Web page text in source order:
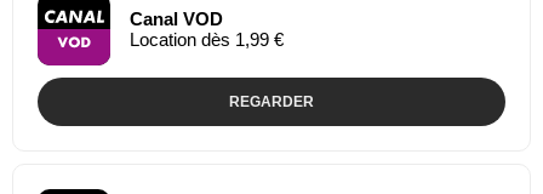
Canal VOD
Location dès 1,99 €
REGARDER